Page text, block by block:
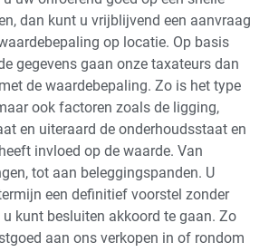
dan kunt u vrijblijvend een aanvraag
op locatie. Op basis
gegevens gaan onze taxateurs dan
de waardebepaling. Zo is het type
ook factoren zoals de ligging,
en uiteraard de onderhoudsstaat en
invloed op de waarde. Van
tot aan beleggingspanden. U
een definitief voorstel zonder
kunt besluiten akkoord te gaan. Zo
aan ons verkopen in of rondom